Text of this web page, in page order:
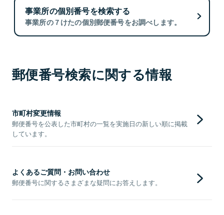
事業所の個別番号を検索する
事業所の７けたの個別郵便番号をお調べします。
郵便番号検索に関する情報
市町村変更情報
郵便番号を公表した市町村の一覧を実施日の新しい順に掲載
しています。
よくあるご質問・お問い合わせ
郵便番号に関するさまざまな疑問にお答えします。